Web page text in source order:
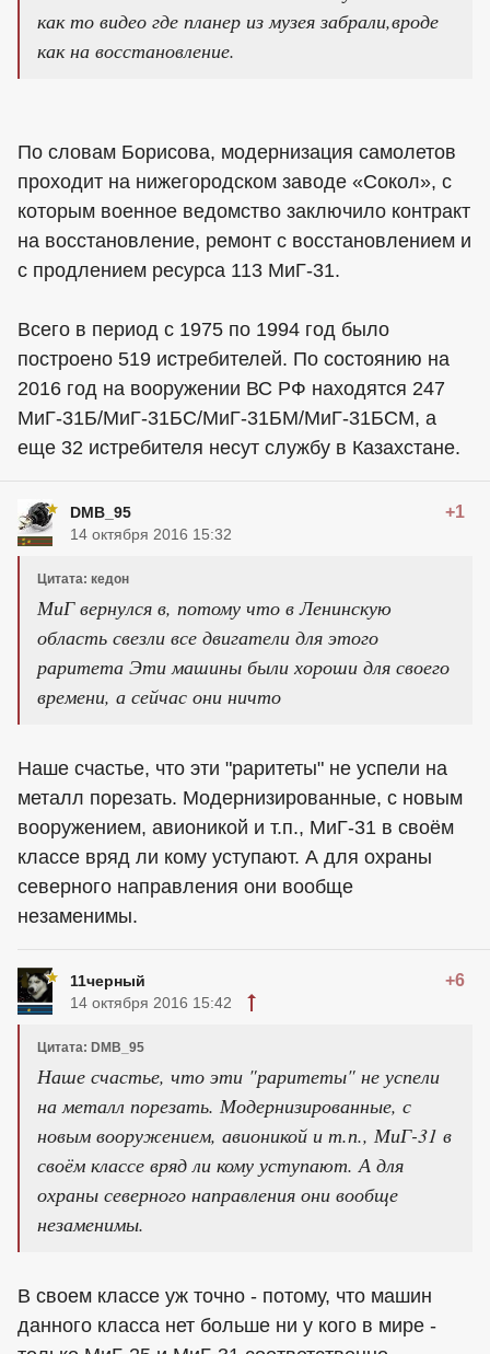
как то видео где планер из музея забрали,вроде
как на восстановление.
По словам Борисова, модернизация самолетов
проходит на нижегородском заводе «Сокол», с
которым военное ведомство заключило контракт
на восстановление, ремонт с восстановлением и
с продлением ресурса 113 МиГ-31.
Всего в период с 1975 по 1994 год было
построено 519 истребителей. По состоянию на
2016 год на вооружении ВС РФ находятся 247
МиГ-31Б/МиГ-31БС/МиГ-31БМ/МиГ-31БСМ, а
еще 32 истребителя несут службу в Казахстане.
DMB_95 +1
14 октября 2016 15:32
Цитата: кедон
МиГ вернулся в, потому что в Ленинскую
область свезли все двигатели для этого
раритета Эти машины были хороши для своего
времени, а сейчас они ничто
Наше счастье, что эти "раритеты" не успели на
металл порезать. Модернизированные, с новым
вооружением, авионикой и т.п., МиГ-31 в своём
классе вряд ли кому уступают. А для охраны
северного направления они вообще
незаменимы.
11черный +6
14 октября 2016 15:42
Цитата: DMB_95
Наше счастье, что эти "раритеты" не успели
на металл порезать. Модернизированные, с
новым вооружением, авионикой и т.п., МиГ-31 в
своём классе вряд ли кому уступают. А для
охраны северного направления они вообще
незаменимы.
В своем классе уж точно - потому, что машин
данного класса нет больше ни у кого в мире -